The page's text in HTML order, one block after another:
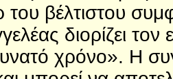
του βέλτιστου
διορίζει
χρόνο». Η